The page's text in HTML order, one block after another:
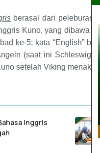
berasal dari peleburan
Kuno, yang dibawa
ke-5; kata “English”
(saat ini Schleswig-
setelah Viking
Inggris